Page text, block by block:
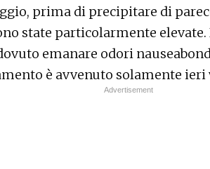
prima di precipitare di
state particolarmente elevate.
emanare odori
è avvenuto solamente ieri